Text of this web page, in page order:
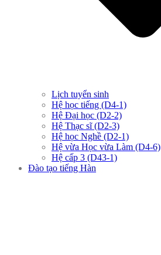
Lịch tuyển sinh
Hệ học tiếng (D4-1)
Hệ Đại học (D2-2)
Hệ Thạc sĩ (D2-3)
Hệ học Nghề (D2-1)
Hệ vừa Học vừa Làm (D4-6)
Hệ cấp 3 (D43-1)
Đào tạo tiếng Hàn